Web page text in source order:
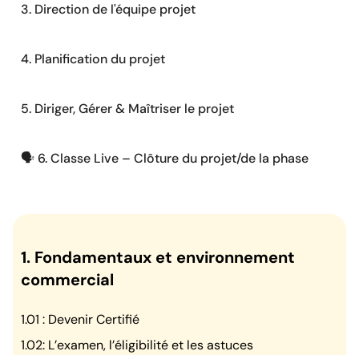
3. Direction de l'équipe projet
4. Planification du projet
5. Diriger, Gérer & Maîtriser le projet
‍🗣️ 6. Classe Live – Clôture du projet/de la phase
1. Fondamentaux et environnement
commercial
1.01 : Devenir Certifié
1.02: L’examen, l’éligibilité et les astuces